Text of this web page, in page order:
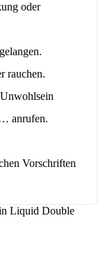
oder
rauchen.
anrufen.
Vorschriften
Liquid Double